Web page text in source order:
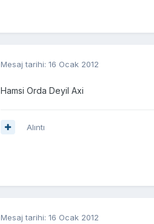
Mesaj tarihi: 16 Ocak 2012
Hamsi Orda Deyil Axi
Alıntı
Mesaj tarihi: 16 Ocak 2012